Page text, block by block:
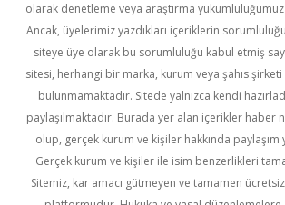
olarak denetleme veya araştırma
Ancak, üyelerimiz yazdıkları içeriklerin
siteye üye olarak bu sorumluluğu kabul etmiş
sitesi, herhangi bir marka, kurum veya şahıs şirketi
bulunmamaktadır. Sitede yalnızca kendi
paylaşılmaktadır. Burada yer alan içerikler haber
olup, gerçek kurum ve kişiler hakkında paylaşım
Gerçek kurum ve kişiler ile isim benzerlikleri
Sitemiz, kar amacı gütmeyen ve tamamen